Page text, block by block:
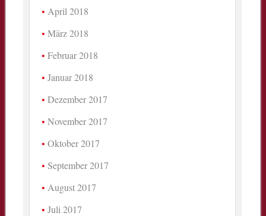
April 2018
März 2018
Februar 2018
Januar 2018
Dezember 2017
November 2017
Oktober 2017
September 2017
August 2017
Juli 2017